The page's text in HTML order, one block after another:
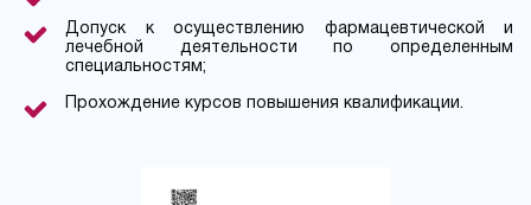
Допуск к осуществлению фармацевтической и
лечебной деятельности по определенным
специальностям;
Прохождение курсов повышения квалификации.